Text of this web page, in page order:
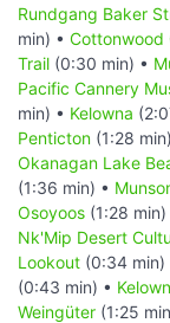
Rundgang Baker
min) • Cottonwood
Trail (0:30 min) •
Pacific Cannery
min) • Kelowna
Penticton (1:28
Okanagan Lake
(1:36 min) •
Osoyoos (1:28 min)
Nk'Mip Desert
Lookout (0:34 min)
(0:43 min) •
Weingüter (1:25